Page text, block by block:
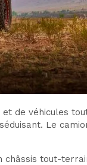
et de véhicules
Le
châssis tout-